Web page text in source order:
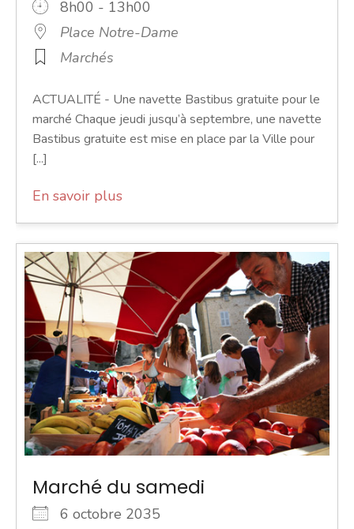
8h00 - 13h00
Place Notre-Dame
Marchés
ACTUALITÉ - Une navette Bastibus gratuite pour le
marché Chaque jeudi jusqu’à septembre, une navette
Bastibus gratuite est mise en place par la Ville pour
[...]
En savoir plus
Marché du samedi
6 octobre 2035